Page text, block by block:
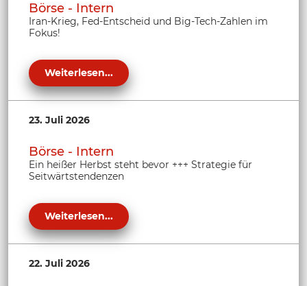
Börse - Intern
Iran-Krieg, Fed-Entscheid und Big-Tech-Zahlen im
Fokus!
Weiterlesen...
23. Juli 2026
Börse - Intern
Ein heißer Herbst steht bevor +++ Strategie für
Seitwärtstendenzen
Weiterlesen...
22. Juli 2026